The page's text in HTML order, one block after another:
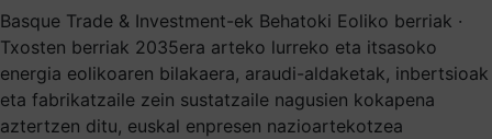
Basque Trade & Investment-ek Behatoki Eoliko berriak ·
Txosten berriak 2035era arteko lurreko eta itsasoko
energia eolikoaren bilakaera, araudi-aldaketak, inbertsioak
eta fabrikatzaile zein sustatzaile nagusien kokapena
aztertzen ditu, euskal enpresen nazioartekotzea